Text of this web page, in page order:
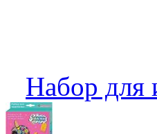
Набор для